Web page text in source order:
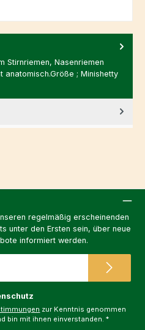
Stirnriemen, Nasenriemen
; Minishetty
regelmäßig erscheinenden
unter den Ersten sein, über neue
informiert werden.
zur Kenntnis genommen
bin mit ihnen einverstanden. *